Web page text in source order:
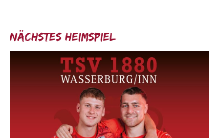
Nächstes Heimspiel